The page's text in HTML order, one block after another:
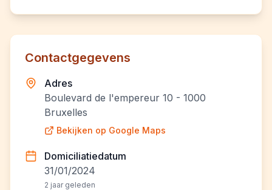
Contactgegevens
Adres
Boulevard de l'empereur 10 - 1000
Bruxelles
Bekijken op Google Maps
Domiciliatiedatum
31/01/2024
2 jaar geleden